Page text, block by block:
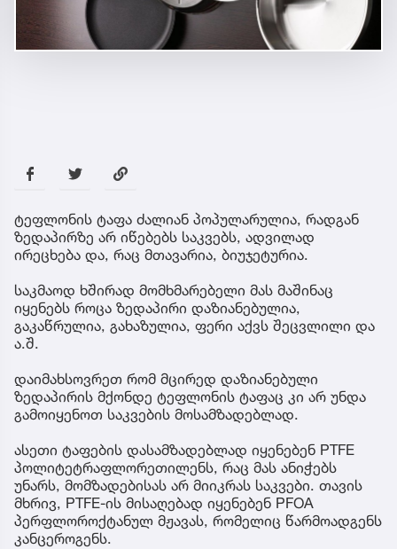
ტეფლონის ტაფა ძალიან პოპულარულია, რადგან
ზედაპირზე არ იწებებს საკვებს, ადვილად
ირეცხება და, რაც მთავარია, ბიუჯეტურია.
საკმაოდ ხშირად მომხმარებელი მას მაშინაც
იყენებს როცა ზედაპირი დაზიანებულია,
გაკაწრულია, გახაზულია, ფერი აქვს შეცვლილი და
ა.შ.
დაიმახსოვრეთ რომ მცირედ დაზიანებული
ზედაპირის მქონდე ტეფლონის ტაფაც კი არ უნდა
გამოიყენოთ საკვების მოსამზადებლად.
ასეთი ტაფების დასამზადებლად იყენებენ PTFE
პოლიტეტრაფლორეთილენს, რაც მას ანიჭებს
უნარს, მომზადებისას არ მიიკრას საკვები. თავის
მხრივ, PTFE-ის მისაღებად იყენებენ PFOA
პერფლოროქტანულ მჟავას, რომელიც წარმოადგენს
კანცეროგენს.